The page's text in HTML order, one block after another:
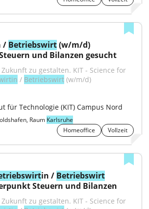
/ Betriebswirt (w/m/d)
und Bilanzen gesucht
zu gestalten. KIT - Science for
/ Betriebswirt (w/m/d)
für Technologie (KIT) Campus Nord
Raum Karlsruhe
Homeoffice
Vollzeit
in / Betriebswirt
Steuern und Bilanzen
zu gestalten. KIT - Science for